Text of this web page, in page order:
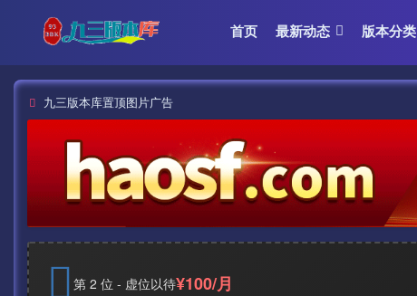
首页 最新动态 版本分类
九三版本库置顶图片广告
第 2 位 - 虚位以待¥100/月